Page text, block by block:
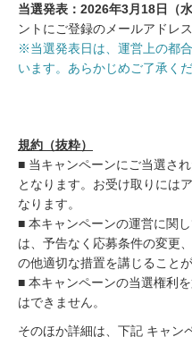
当選発表：2026年3月18日（
ントにご登録のメールアドレ
※当選発表日は、運営上の都
います。あらかじめご了承くだ
規約（抜粋）
■ 当キャンペーンにご当選さ
となります。お受け取りには
なります。
■ 本キャンペーンの運営に関
は、予告なく応募条件の変更
の他適切な措置を講じること
■ 本キャンペーンの当選権利
はできません。
そのほか詳細は、下記 キャン